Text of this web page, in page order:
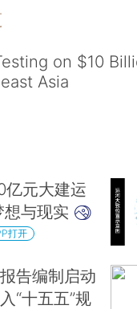
on $10
Asia
亿元大建运
与现实
打开
告编制启动
“十五五”规